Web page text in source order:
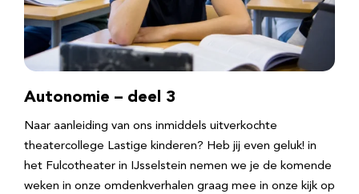
Autonomie – deel 3
Naar aanleiding van ons inmiddels uitverkochte
theatercollege Lastige kinderen? Heb jij even geluk! in
het Fulcotheater in IJsselstein nemen we je de komende
weken in onze omdenkverhalen graag mee in onze kijk op